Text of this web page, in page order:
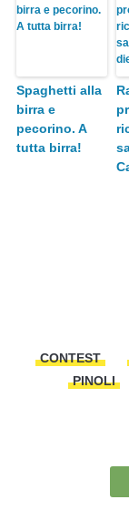
Spaghetti alla
birra e
pecorino. A
tutta birra!
CONTEST
PINOLI